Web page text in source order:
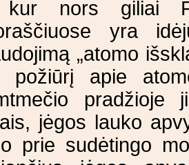
nors giliai
yra
„atomo
požiūrį apie
jėgos lauko
prie sudėtingo